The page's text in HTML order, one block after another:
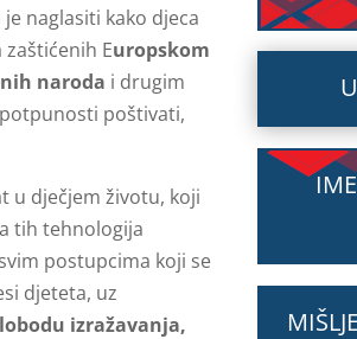
naglasiti kako djeca
Europskom
naroda i drugim
poštivati,
u dječjem životu, koji
tih tehnologija
postupcima koji se
djeteta, uz
izražavanja,